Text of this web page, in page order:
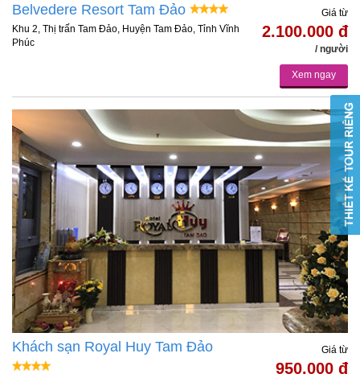
Belvedere Resort Tam Đảo
Khu 2, Thị trấn Tam Đảo, Huyện Tam Đảo, Tỉnh Vĩnh
Phúc
Giá từ
2.100.000 đ
/ người
Xem ngay
Khách sạn Royal Huy Tam Đảo Giá từ
950.000 đ